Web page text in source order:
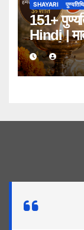
SHAYARI पुण्यतिथि
151+
Hindi |
भावपूर्ण